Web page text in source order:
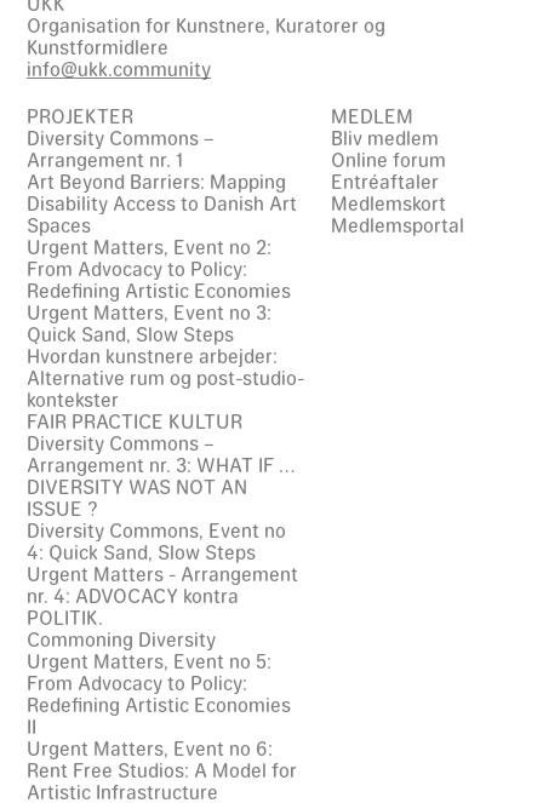
Organisation for Kunstnere, Kuratorer og
Kunstformidlere
info@ukk.community
PROJEKTER
Diversity Commons –
Arrangement nr. 1
Art Beyond Barriers: Mapping
Disability Access to Danish Art
Spaces
Urgent Matters, Event no 2:
From Advocacy to Policy:
Redefining Artistic Economies
Urgent Matters, Event no 3:
Quick Sand, Slow Steps
Hvordan kunstnere arbejder:
Alternative rum og post-studio-
kontekster
FAIR PRACTICE KULTUR
Diversity Commons –
Arrangement nr. 3: WHAT IF …
DIVERSITY WAS NOT AN
ISSUE ?
Diversity Commons, Event no
4: Quick Sand, Slow Steps
Urgent Matters - Arrangement
nr. 4: ADVOCACY kontra
POLITIK.
Commoning Diversity
Urgent Matters, Event no 5:
From Advocacy to Policy:
Redefining Artistic Economies
II
Urgent Matters, Event no 6:
Rent Free Studios: A Model for
Artistic Infrastructure
MEDLEM
Bliv medlem
Online forum
Entréaftaler
Medlemskort
Medlemsportal